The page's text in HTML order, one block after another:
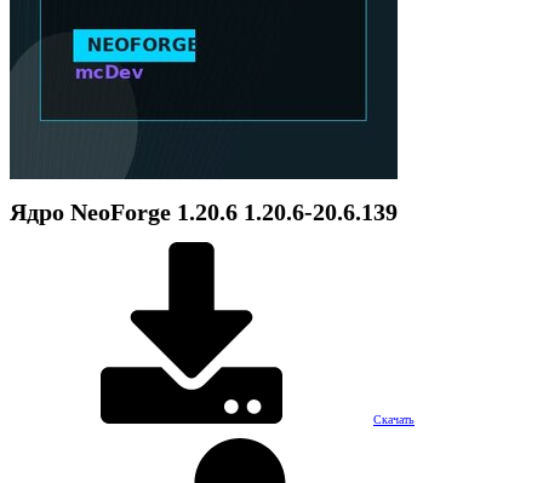
Ядро NeoForge 1.20.6 1.20.6-20.6.139
Скачать